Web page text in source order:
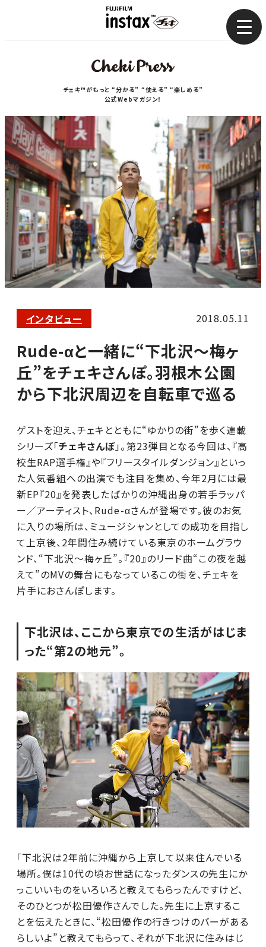
チェキ™がもっと “分かる” “使える” “楽しめる”
公式Webマガジン！
使い方
コラム
インタビュー 2018.05.11
Rude-αと一緒に“下北沢〜梅ヶ
丘”をチェキさんぽ。羽根木公園
から下北沢周辺を自転車で巡る
ゲストを迎え、チェキとともに“ゆかりの街”を歩く連載
シリーズ「チェキさんぽ 」。第23弾目となる今回は、『高
校生RAP選手権』や『フリースタイルダンジョン』といっ
た人気番組への出演でも注目を集め、今年2月には最
新EP『20』を発表したばかりの沖縄出身の若手ラッパ
ー／アーティスト、Rude-αさんが登場です。彼のお気
に入りの場所は、ミュージシャンとしての成功を目指し
て上京後、2年間住み続けている東京のホームグラウ
ンド、“下北沢～梅ヶ丘”。『20』のリード曲“この夜を越
えて”のMVの舞台にもなっているこの街を、チェキを
片手におさんぽします。
下北沢は、ここから東京での生活がはじま
った“第2の地元”。
「下北沢は2年前に沖縄から上京して以来住んでいる
場所。僕は10代の頃お世話になったダンスの先生にか
っこいいものをいろいろと教えてもらったんですけど、
そのひとつが松田優作さんでした。先生に上京するこ
とを伝えたときに、“松田優作の行きつけのバーがある
らしいよ”と教えてもらって、それが下北沢に住みはじ